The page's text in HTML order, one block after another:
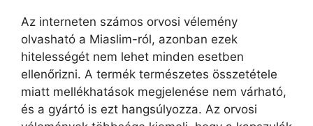
Az interneten számos orvosi vélemény
olvasható a Miaslim-ról, azonban ezek
hitelességét nem lehet minden esetben
ellenőrizni. A termék természetes összetétele
miatt mellékhatások megjelenése nem várható,
és a gyártó is ezt hangsúlyozza. Az orvosi